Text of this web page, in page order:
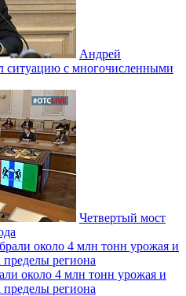
Андрей
ситуацию с многочисленными
Четвертый мост
около 4 млн тонн урожая и
пределы региона